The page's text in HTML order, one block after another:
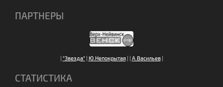
ПАРТНЕРЫ
| "Звезда"| Ю.Непокрытая| | А.Васильев|
СТАТИСТИКА